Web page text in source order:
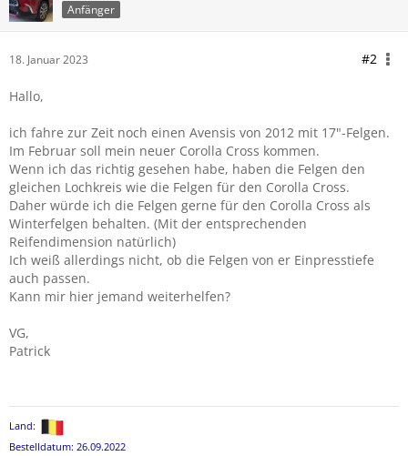
Anfänger
18. Januar 2023 #2
Hallo,
ich fahre zur Zeit noch einen Avensis von 2012 mit 17"-Felgen.
Im Februar soll mein neuer Corolla Cross kommen.
Wenn ich das richtig gesehen habe, haben die Felgen den
gleichen Lochkreis wie die Felgen für den Corolla Cross.
Daher würde ich die Felgen gerne für den Corolla Cross als
Winterfelgen behalten. (Mit der entsprechenden
Reifendimension natürlich)
Ich weiß allerdings nicht, ob die Felgen von er Einpresstiefe
auch passen.
Kann mir hier jemand weiterhelfen?
VG,
Patrick
Land:
Bestelldatum: 26.09.2022